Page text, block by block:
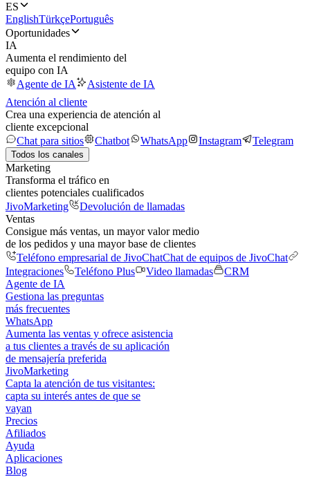
ES
EnglishTürkçePortuguês
Oportunidades
IA
Aumenta el rendimiento del
equipo con IA
Agente de IA
Asistente de IA
Atención al cliente
Crea una experiencia de atención al
cliente excepcional
Chat para sitios
Chatbot WhatsApp Instagram Telegram
Todos los canales
Marketing
Transforma el tráfico en
clientes potenciales cualificados
JivoMarketing
Devolución de llamadas
Ventas
Consigue más ventas, un mayor valor medio
de los pedidos y una mayor base de clientes
Teléfono empresarial de JivoChatChat de equipos de JivoChat
Integraciones
Teléfono Plus Video llamadas
CRM
Agente de IA
Gestiona las preguntas
más frecuentes
WhatsApp
Aumenta las ventas y ofrece asistencia
a tus clientes a través de su aplicación
de mensajería preferida
JivoMarketing
Capta la atención de tus visitantes:
capta su interés antes de que se
vayan
Precios
Afiliados
Ayuda
Aplicaciones
Blog